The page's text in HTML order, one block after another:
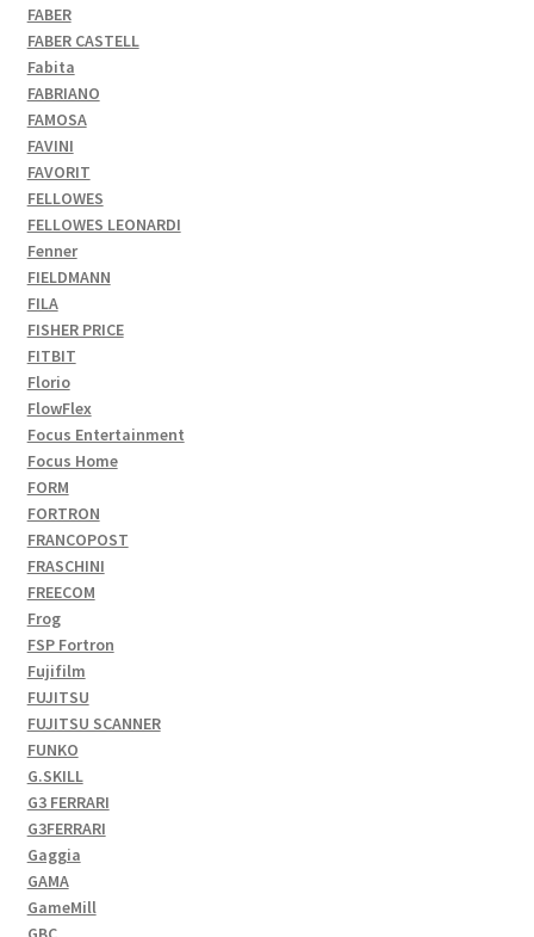
FABER
FABER CASTELL
Fabita
FABRIANO
FAMOSA
FAVINI
FAVORIT
FELLOWES
FELLOWES LEONARDI
Fenner
FIELDMANN
FILA
FISHER PRICE
FITBIT
Florio
FlowFlex
Focus Entertainment
Focus Home
FORM
FORTRON
FRANCOPOST
FRASCHINI
FREECOM
Frog
FSP Fortron
Fujifilm
FUJITSU
FUJITSU SCANNER
FUNKO
G.SKILL
G3 FERRARI
G3FERRARI
Gaggia
GAMA
GameMill